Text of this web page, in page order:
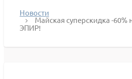
Новости
Майская суперскидка -60%
ЭПИР!